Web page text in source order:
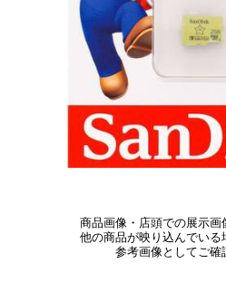
商品画像・店頭での展示画
他の商品が映り込んでいる
参考画像としてご確